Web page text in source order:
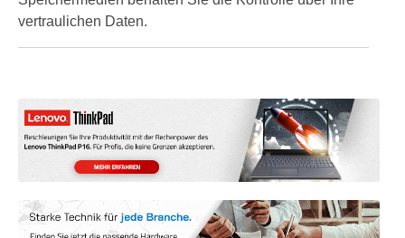
vertraulichen Daten.